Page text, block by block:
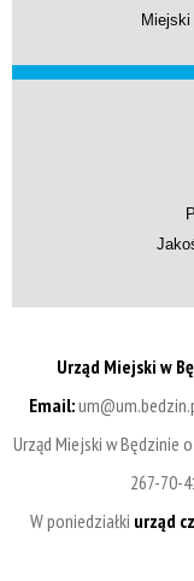
Urząd Miejski w
Email:
Urząd Miejski w Będzinie
267-70-
W poniedziałki urząd